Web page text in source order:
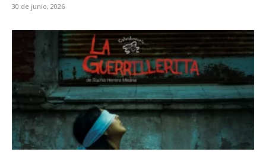
30 de junio, 2026